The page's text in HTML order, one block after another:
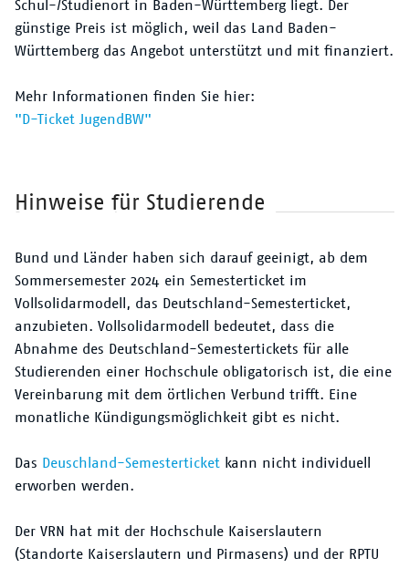
Schul-/Studienort in Baden-Württemberg liegt. Der
günstige Preis ist möglich, weil das Land Baden-
Württemberg das Angebot unterstützt und mit finanziert.
Mehr Informationen finden Sie hier:
"D-Ticket JugendBW"
Hinweise für Studierende
Bund und Länder haben sich darauf geeinigt, ab dem
Sommersemester 2024 ein Semesterticket im
Vollsolidarmodell, das Deutschland-Semesterticket,
anzubieten. Vollsolidarmodell bedeutet, dass die
Abnahme des Deutschland-Semestertickets für alle
Studierenden einer Hochschule obligatorisch ist, die eine
Vereinbarung mit dem örtlichen Verbund trifft. Eine
monatliche Kündigungsmöglichkeit gibt es nicht.
Das Deuschland-Semesterticket kann nicht individuell
erworben werden.
Der VRN hat mit der Hochschule Kaiserslautern
(Standorte Kaiserslautern und Pirmasens) und der RPTU